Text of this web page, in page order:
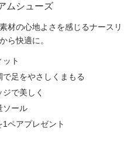
ムシューズ
材の心地よさを感じるナースリ
ら快適に。
ト
足をやさしくまもる
で美しく
ソール
ペアプレゼント